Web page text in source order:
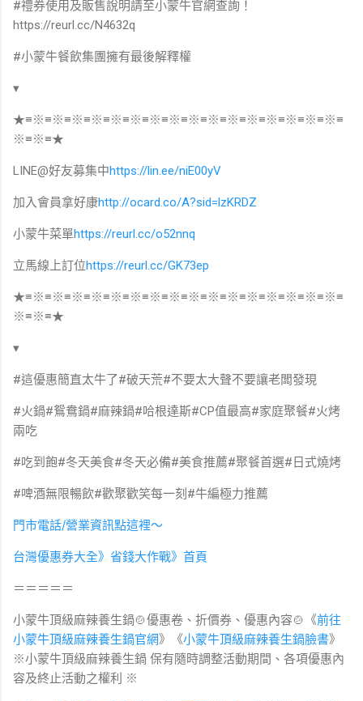
#禮券使用及販售說明請至小蒙牛官網查詢！
https://reurl.cc/N4632q
#小蒙牛餐飲集團擁有最後解釋權
▾
★≡※≡※≡※≡※≡※≡※≡※≡※≡※≡※≡※≡※≡※≡※≡※≡※≡
※≡※≡★
LINE@好友募集中https://lin.ee/niE00yV
加入會員拿好康http://ocard.co/A?sid=lzKRDZ
小蒙牛菜單https://reurl.cc/o52nnq
立馬線上訂位https://reurl.cc/GK73ep
★≡※≡※≡※≡※≡※≡※≡※≡※≡※≡※≡※≡※≡※≡※≡※≡※≡
※≡※≡★
▾
#這優惠簡直太牛了#破天荒#不要太大聲不要讓老闆發現
#火鍋#鴛鴦鍋#麻辣鍋#哈根達斯#CP值最高#家庭聚餐#火烤
兩吃
#吃到飽#冬天美食#冬天必備#美食推薦#聚餐首選#日式燒烤
#啤酒無限暢飲#歡聚歡笑每一刻#牛編極力推薦
門市電話/營業資訊點這裡～
台灣優惠券大全》省錢大作戰》首頁
＝＝＝＝＝
小蒙牛頂級麻辣養生鍋🍲優惠卷、折價券、優惠內容🍲《前往
小蒙牛頂級麻辣養生鍋官網》《小蒙牛頂級麻辣養生鍋臉書》
※小蒙牛頂級麻辣養生鍋 保有隨時調整活動期間、各項優惠內
容及終止活動之權利
※